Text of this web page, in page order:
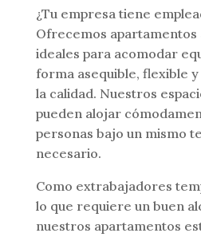
¿Tu empresa tiene
Ofrecemos apartamentos
ideales para acomodar
forma asequible, flexible
la calidad. Nuestros
pueden alojar
personas bajo un mismo
necesario.
Como extrabajadores
lo que requiere un buen
nuestros apartamentos